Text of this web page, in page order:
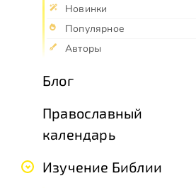
Новинки
Популярное
Авторы
Блог
Православный
календарь
Изучение Библии